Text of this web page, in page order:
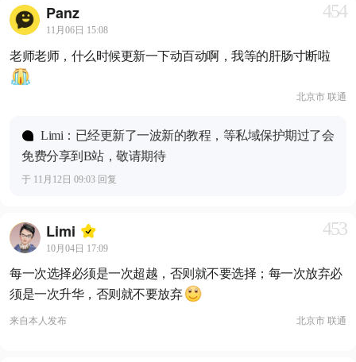
Panz
11月06日 15:08
454
老师老师，什么时候更新一下动百动啊，我等的肝肠寸断啦
北京市 联通
Limi：已经更新了一波新的教程，等私域保护期过了会
免费分享到B站，敬请期待
于 11月12日 09:03 回复
Limi
10月04日 17:09
453
每一次选择必须是一次超越，否则就不要选择；每一次放弃必
须是一次升华，否则就不要放弃
来自本人发布 北京市 联通